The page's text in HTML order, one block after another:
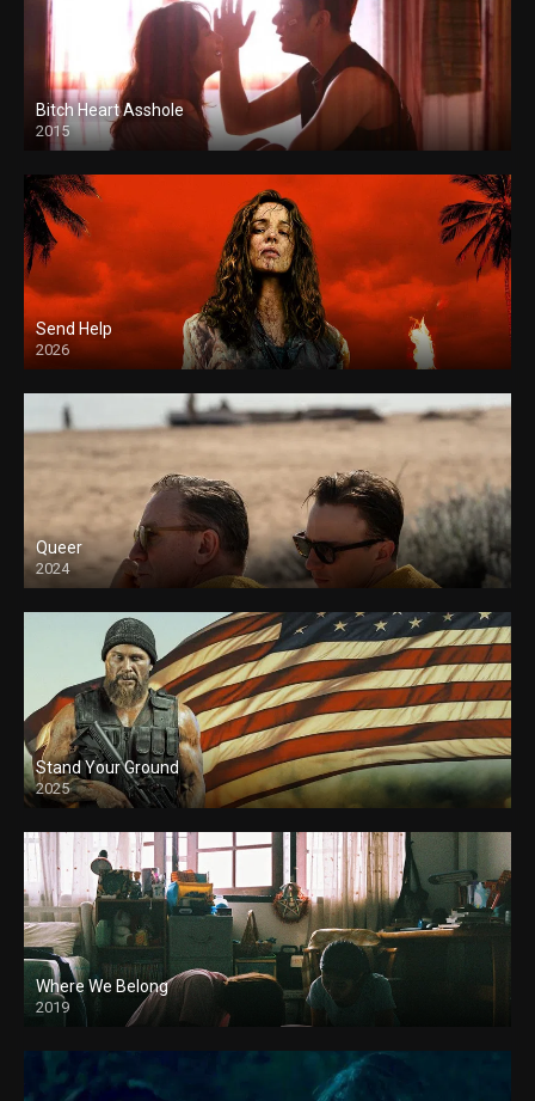
Bitch Heart Asshole
2015
Send Help
2026
Queer
2024
Stand Your Ground
2025
Where We Belong
2019